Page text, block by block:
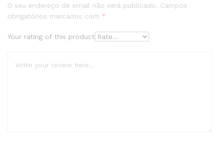
O seu endereço de email não será publicado. Campos
obrigatórios marcados com *
Your rating of this product